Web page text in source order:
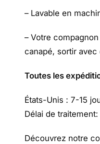
– Lavable en
– Votre
canapé, sortir
Toutes les
États-Unis : 7-15
Délai de traitement:
Découvrez notre